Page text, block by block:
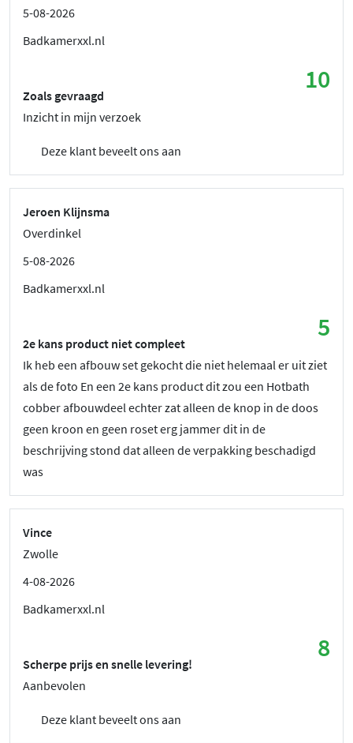
5-08-2026
Badkamerxxl.nl
10
Zoals gevraagd
Inzicht in mijn verzoek
Deze klant beveelt ons aan
Jeroen Klijnsma
Overdinkel
5-08-2026
Badkamerxxl.nl
5
2e kans product niet compleet
Ik heb een afbouw set gekocht die niet helemaal er uit ziet
als de foto En een 2e kans product dit zou een Hotbath
cobber afbouwdeel echter zat alleen de knop in de doos
geen kroon en geen roset erg jammer dit in de
beschrijving stond dat alleen de verpakking beschadigd
was
Vince
Zwolle
4-08-2026
Badkamerxxl.nl
8
Scherpe prijs en snelle levering!
Aanbevolen
Deze klant beveelt ons aan